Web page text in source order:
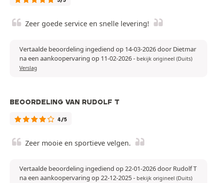
Zeer goede service en snelle levering!
Vertaalde beoordeling ingediend op 14-03-2026 door Dietmar
na een aankoopervaring op 11-02-2026- bekijk origineel (Duits)
Verslag
BEOORDELING VAN RUDOLF T
4/5
Zeer mooie en sportieve velgen.
Vertaalde beoordeling ingediend op 22-01-2026 door Rudolf T
na een aankoopervaring op 22-12-2025- bekijk origineel (Duits)